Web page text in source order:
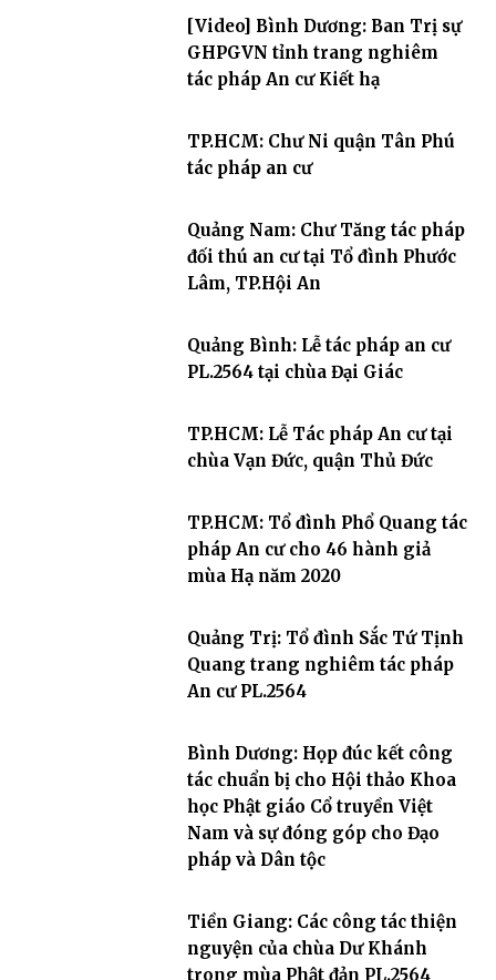
[Video] Bình Dương: Ban Trị sự
GHPGVN tỉnh trang nghiêm
tác pháp An cư Kiết hạ
TP.HCM: Chư Ni quận Tân Phú
tác pháp an cư
Quảng Nam: Chư Tăng tác pháp
đối thú an cư tại Tổ đình Phước
Lâm, TP.Hội An
Quảng Bình: Lễ tác pháp an cư
PL.2564 tại chùa Đại Giác
TP.HCM: Lễ Tác pháp An cư tại
chùa Vạn Đức, quận Thủ Đức
TP.HCM: Tổ đình Phổ Quang tác
pháp An cư cho 46 hành giả
mùa Hạ năm 2020
Quảng Trị: Tổ đình Sắc Tứ Tịnh
Quang trang nghiêm tác pháp
An cư PL.2564
Bình Dương: Họp đúc kết công
tác chuẩn bị cho Hội thảo Khoa
học Phật giáo Cổ truyền Việt
Nam và sự đóng góp cho Đạo
pháp và Dân tộc
Tiền Giang: Các công tác thiện
nguyện của chùa Dư Khánh
trong mùa Phật đản PL.2564